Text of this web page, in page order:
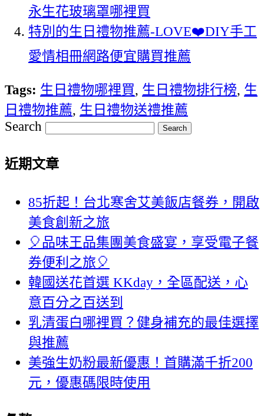
永生花玻璃罩哪裡買
特別的生日禮物推薦-LOVE❤️DIY手工
愛情相冊網路便宜購買推薦
Tags: 生日禮物哪裡買, 生日禮物排行榜, 生
日禮物推薦, 生日禮物送禮推薦
Search
近期文章
85折起！台北寒舍艾美飯店餐券，開啟
美食創新之旅
🎈品味王品集團美食盛宴，享受電子餐
券便利之旅🎈
韓國送花首選 KKday，全區配送，心
意百分之百送到
乳清蛋白哪裡買？健身補充的最佳選擇
與推薦
美強生奶粉最新優惠！首購滿千折200
元，優惠碼限時使用